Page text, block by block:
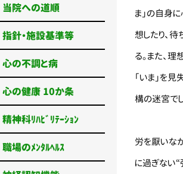
ま」の自身
想したり、
る。また、
「いま」を
構の迷宮で
労を厭いな
に過ぎない“
当院への道順
指針・施設基準等
心の不調と病
心の健康 10か条
精神科ﾘﾊﾋﾞﾘﾃｰｼｮﾝ
職場のﾒﾝﾀﾙﾍﾙｽ